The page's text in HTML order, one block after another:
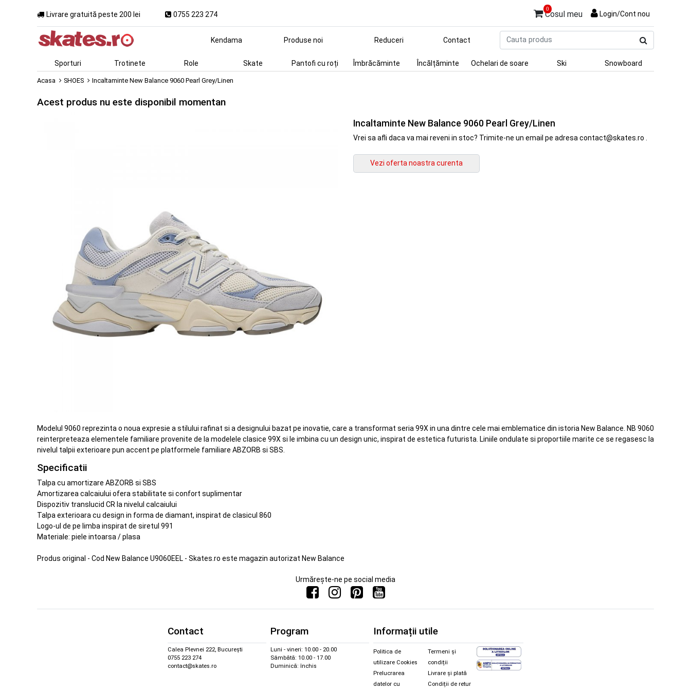
Livrare gratuită peste 200 lei 0755 223 274
0
Cosul meu Login/Cont nou
produs
Kendama Produse noi Reduceri Contact
Sporturi Trotinete Role Skate Pantofi cu roți Îmbrăcăminte Încălțăminte Ochelari de soare Ski Snowboard
Acasa SHOES Incaltaminte New Balance 9060 Pearl Grey/Linen
Acest produs nu este disponibil momentan
Incaltaminte New Balance 9060 Pearl Grey/Linen
Vrei sa afli daca va mai reveni in stoc? Trimite-ne un email pe adresa contact@skates.ro .
Modelul 9060 reprezinta o noua expresie a stilului rafinat si a designului bazat pe inovatie, care a transformat seria 99X in una dintre cele mai emblematice din istoria New Balance. NB 9060
reinterpreteaza elementele familiare provenite de la modelele clasice 99X si le imbina cu un design unic, inspirat de estetica futurista. Liniile ondulate si proportiile marite ce se regasesc la
nivelul talpii exterioare pun accent pe platformele familiare ABZORB si SBS.
Specificatii
Talpa cu amortizare ABZORB si SBS
Amortizarea calcaiului ofera stabilitate si confort suplimentar
Dispozitiv translucid CR la nivelul calcaiului
Talpa exterioara cu design in forma de diamant, inspirat de clasicul 860
Logo-ul de pe limba inspirat de siretul 991
Materiale: piele intoarsa / plasa
Produs original - Cod New Balance U9060EEL - Skates.ro este magazin autorizat New Balance
Urmărește-ne pe social media
Contact
Calea Plevnei 222, București
0755 223 274
contact@skates.ro
Program
Luni - vineri: 10.00 - 20.00
Sâmbătă: 10.00 - 17.00
Duminică: închis
Informații utile
Politica de
utilizare Cookies
Prelucrarea
datelor cu
Termeni și
condiții
Livrare și plată
Condiții de retur